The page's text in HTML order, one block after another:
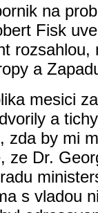
na
Fisk
a
mesici
a
zda by mi
ze Dr.
s vladou